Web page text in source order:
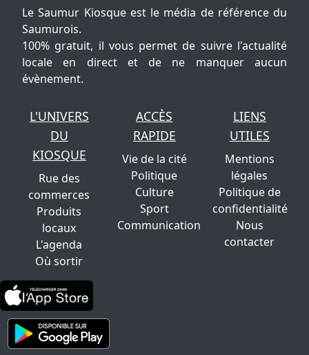
Le Saumur Kiosque est le média de référence du
Saumurois.
100% gratuit, il vous permet de suivre l'actualité
locale en direct et de ne manquer aucun
évènement.
L'UNIVERS
DU
KIOSQUE
Rue des
commerces
Produits
locaux
L'agenda
Où sortir
ACCÈS
RAPIDE
Vie de la cité
Politique
Culture
Sport
Communication
LIENS
UTILES
Mentions
légales
Politique de
confidentialité
Nous
contacter